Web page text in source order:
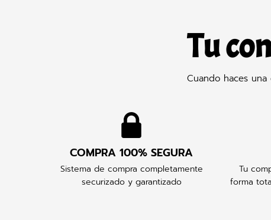
Tu
Cuando haces
COMPRA 100% SEGURA
Sistema de compra completamente
securizado y garantizado
Tu
forma